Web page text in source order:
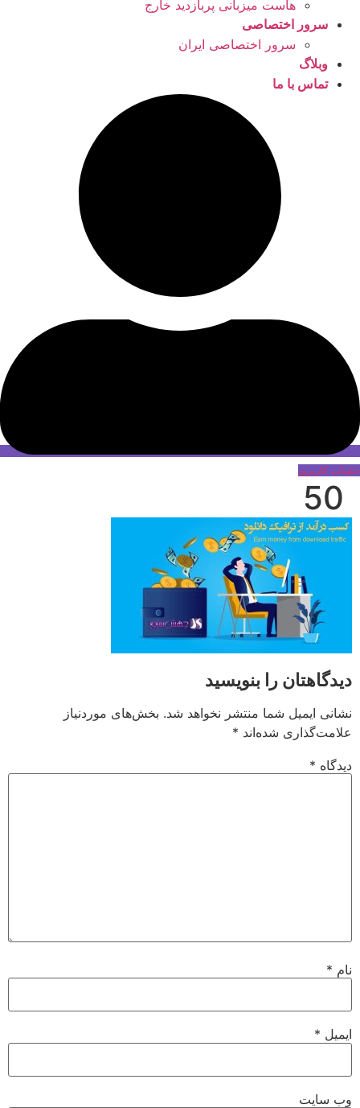
هاست میزبانی پربازدید خارج
سرور اختصاصی
سرور اختصاصی ایران
وبلاگ
تماس با ما
حساب کاربری
50
دیدگاهتان را بنویسید
نشانی ایمیل شما منتشر نخواهد شد. بخش‌های موردنیاز
علامت‌گذاری شده‌اند *
دیدگاه *
نام *
ایمیل *
وب‌ سایت